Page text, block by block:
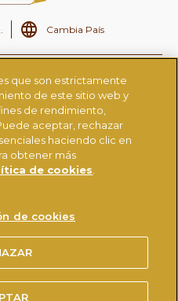
Cambia País
Ferrero CSR
Ferrero Linkedin
Tictac.com
Y ORGANIZATIVAS
DE LA MARCA NUTELLA®
que son estrictamente
de este sitio web y
de rendimiento,
aceptar, rechazar
haciendo clic en
obtener más
de cookies
de cookies